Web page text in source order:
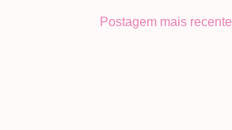
Postagem mais recente